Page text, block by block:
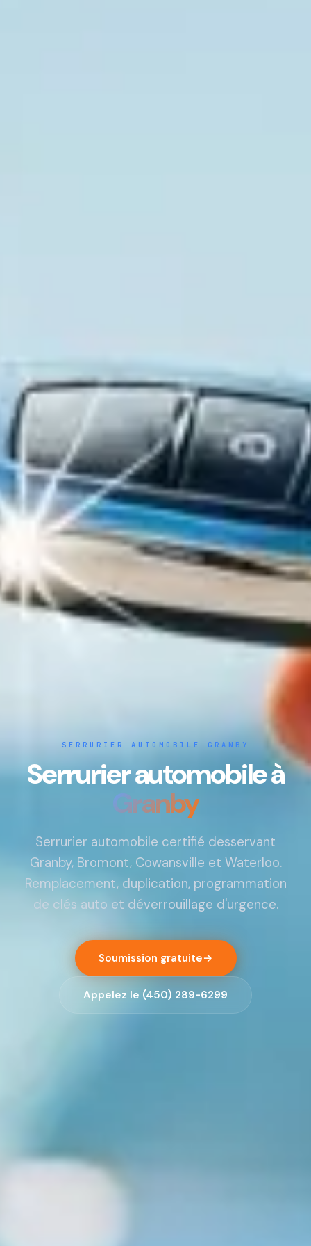
SERRURIER AUTOMOBILE GRANBY
Serrurier automobile à
Granby
Serrurier automobile certifié desservant
Granby, Bromont, Cowansville et Waterloo.
Remplacement, duplication, programmation
de clés auto et déverrouillage d'urgence.
Soumission gratuite→
Appelez le (450) 289-6299